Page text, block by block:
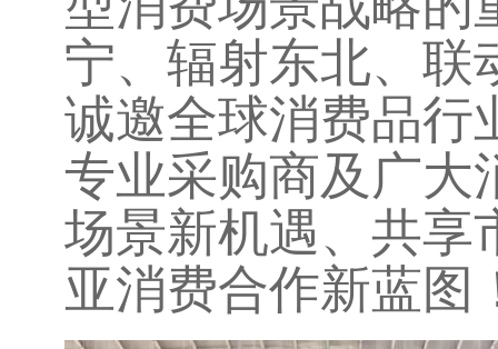
宁、辐射东北、联
诚邀全球消费品行
专业采购商及广大
场景新机遇、共享
亚消费合作新蓝图